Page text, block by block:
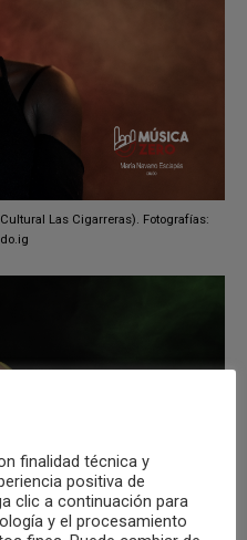
Las Cigarreras). Fotografías:
finalidad técnica y
positiva de
clic a continuación para
y el procesamiento